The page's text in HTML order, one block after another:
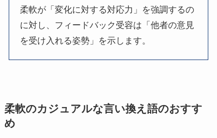
柔軟が「変化に対する対応力」を強調するの
に対し、フィードバック受容は「他者の意見
を受け入れる姿勢」を示します。
柔軟のカジュアルな言い換え語のおすす
め